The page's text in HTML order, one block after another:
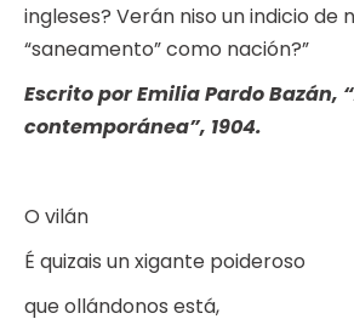
ingleses? Verán niso un indicio de
“saneamento” como nación?”
Escrito por Emilia Pardo Bazán,
contemporánea”, 1904.
O vilán
É quizais un xigante poideroso
que ollándonos está,